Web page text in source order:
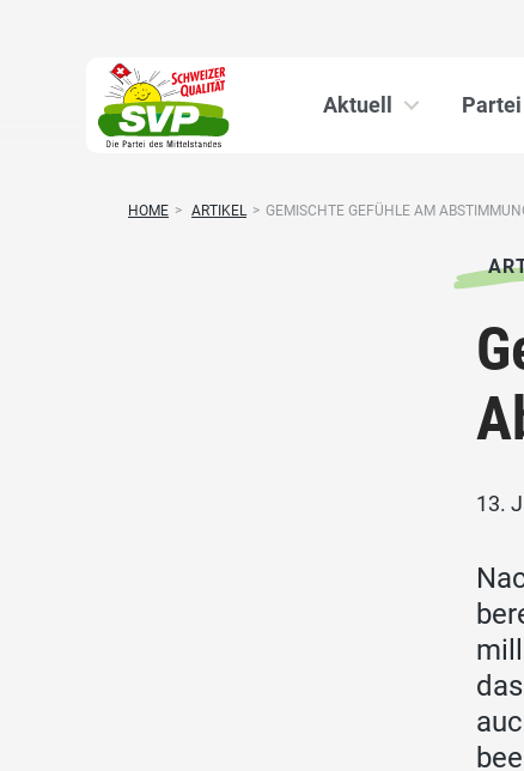
Aktuell Partei
HOME > ARTIKEL > GEMISCHTE GEFÜHLE AM
13.